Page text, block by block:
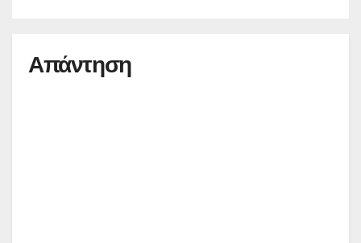
Απάντηση